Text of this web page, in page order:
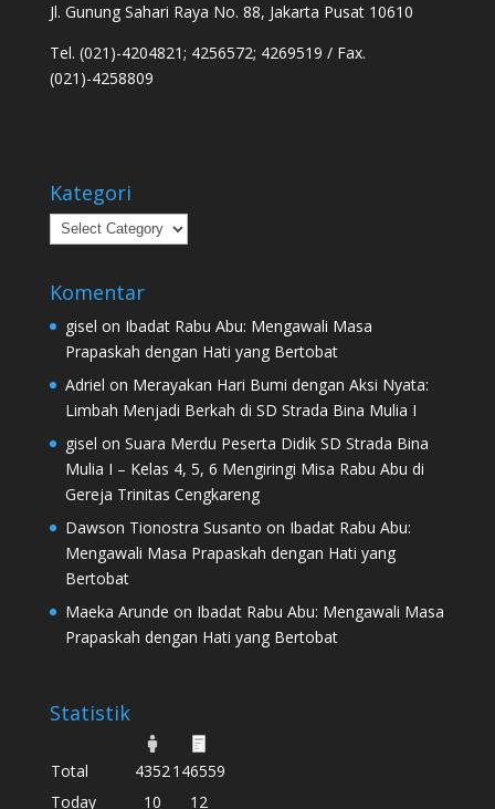
Jl. Gunung Sahari Raya No. 88, Jakarta Pusat 10610
Tel. (021)-4204821; 4256572; 4269519 / Fax.
(021)-4258809
Kategori
Kategori
Komentar
gisel on Ibadat Rabu Abu: Mengawali Masa
Prapaskah dengan Hati yang Bertobat
Adriel on Merayakan Hari Bumi dengan Aksi Nyata:
Limbah Menjadi Berkah di SD Strada Bina Mulia I
gisel on Suara Merdu Peserta Didik SD Strada Bina
Mulia I – Kelas 4, 5, 6 Mengiringi Misa Rabu Abu di
Gereja Trinitas Cengkareng
Dawson Tionostra Susanto on Ibadat Rabu Abu:
Mengawali Masa Prapaskah dengan Hati yang
Bertobat
Maeka Arunde on Ibadat Rabu Abu: Mengawali Masa
Prapaskah dengan Hati yang Bertobat
Statistik
Total 4352146559
Today
10 12